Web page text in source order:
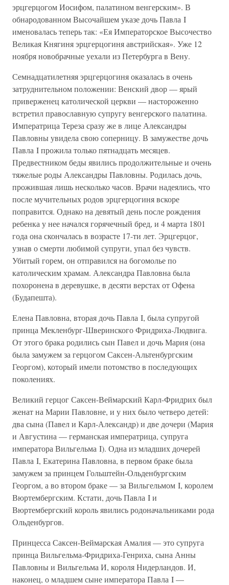
эрцгерцогом Иосифом, палатином венгерским». В
обнародованном Высочайшем указе дочь Павла I
именовалась теперь так: «Ея Императорское Высочество
Великая Княгиня эрцгерцогиня австрийская». Уже 12
ноября новобрачные уехали из Петербурга в Вену.
Семнадцатилетняя эрцгерцогиня оказалась в очень
затруднительном положении: Венский двор — ярый
приверженец католической церкви — настороженно
встретил православную супругу венгерского палатина.
Императрица Тереза сразу же в лице Александры
Павловны увидела свою соперницу. В замужестве дочь
Павла I прожила только пятнадцать месяцев.
Предвестником беды явились продолжительные и очень
тяжелые роды Александры Павловны. Родилась дочь,
прожившая лишь несколько часов. Врачи надеялись, что
после мучительных родов эрцгерцогиня вскоре
поправится. Однако на девятый день после рождения
ребенка у нее начался горячечный бред, и 4 марта 1801
года она скончалась в возрасте 17-ти лет. Эрцгерцог,
узнав о смерти любимой супруги, упал без чувств.
Убитый горем, он отправился на богомолье по
католическим храмам. Александра Павловна была
похоронена в деревушке, в десяти верстах от Офена
(Будапешта).
Елена Павловна, вторая дочь Павла I, была супругой
принца Мекленбург-Шверинского Фридриха-Людвига.
От этого брака родились сын Павел и дочь Мария (она
была замужем за герцогом Саксен-Альтенбургским
Георгом), который имели потомство в последующих
поколениях.
Великий герцог Саксен-Веймарский Карл-Фридрих был
женат на Марии Павловне, и у них было четверо детей:
два сына (Павел и Карл-Александр) и две дочери (Мария
и Августина — германская императрица, супруга
императора Вильгельма I). Одна из младших дочерей
Павла I, Екатерина Павловна, в первом браке была
замужем за принцем Гольштейн-Ольденбургским
Георгом, а во втором браке — за Вильгельмом I, королем
Вюртембергским. Кстати, дочь Павла I и
Вюртембергский король явились родоначальниками рода
Ольденбургов.
Принцесса Саксен-Веймарская Амалия — это супруга
принца Вильгельма-Фридриха-Генриха, сына Анны
Павловны и Вильгельма И, короля Нидерландов. И,
наконец, о младшем сыне императора Павла I —